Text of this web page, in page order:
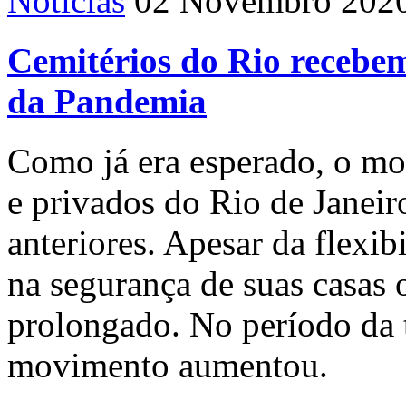
Cemitérios do Rio
da Pandemia
Como já era esperado, o
e privados do Rio de
anteriores. Apesar da
na segurança de suas
prolongado. No período da
movimento aumentou.